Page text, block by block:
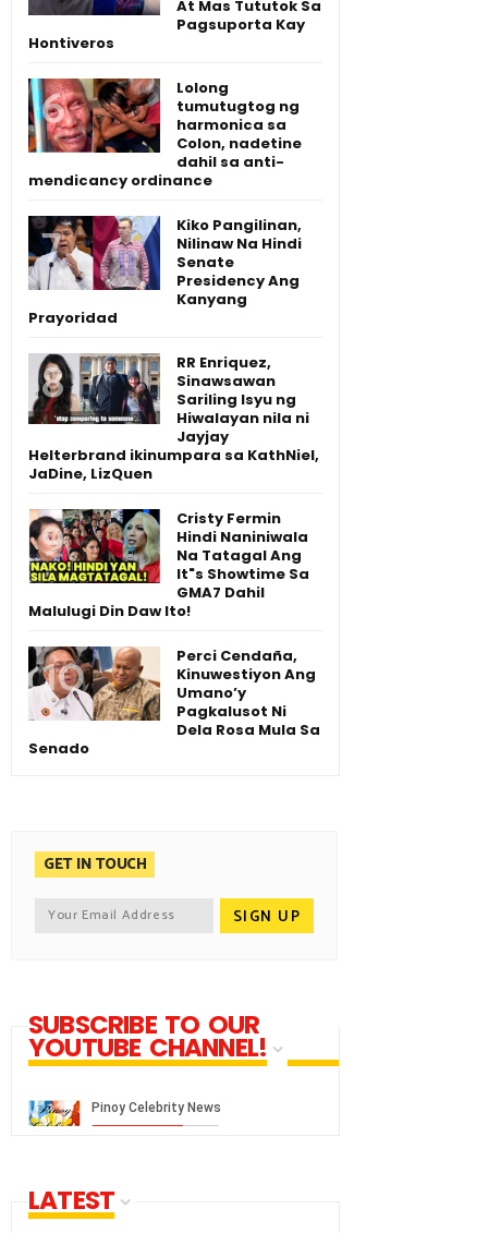
At Mas Tututok Sa
Pagsuporta Kay
Hontiveros
Lolong
tumutugtog ng
harmonica sa
Colon, nadetine
dahil sa anti-
mendicancy ordinance
Kiko Pangilinan,
Nilinaw Na Hindi
Senate
Presidency Ang
Kanyang
Prayoridad
RR Enriquez,
Sinawsawan
Sariling Isyu ng
Hiwalayan nila ni
Jayjay
Helterbrand ikinumpara sa KathNiel,
JaDine, LizQuen
Cristy Fermin
Hindi Naniniwala
Na Tatagal Ang
It"s Showtime Sa
GMA7 Dahil
Malulugi Din Daw Ito!
Perci Cendaña,
Kinuwestiyon Ang
Umano’y
Pagkalusot Ni
Dela Rosa Mula Sa
Senado
GET IN TOUCH
SUBSCRIBE TO OUR
YOUTUBE CHANNEL!
LATEST